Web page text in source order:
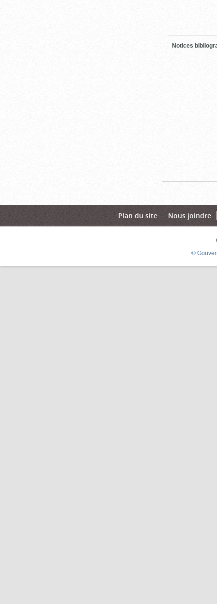
Notices
Plan du site Nous joindre
©